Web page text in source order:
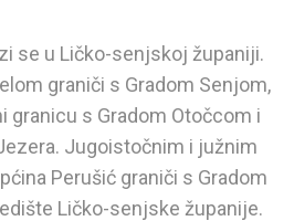
se u Ličko-senjskoj županiji.
graniči s Gradom Senjom,
granicu s Gradom Otočcom i
Jugoistočnim i južnim
Perušić graniči s Gradom
Ličko-senjske županije.